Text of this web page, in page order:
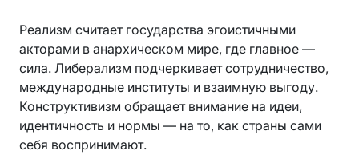
Реализм считает государства эгоистичными
акторами в анархическом мире, где главное —
сила. Либерализм подчеркивает сотрудничество,
международные институты и взаимную выгоду.
Конструктивизм обращает внимание на идеи,
идентичность и нормы — на то, как страны сами
себя воспринимают.